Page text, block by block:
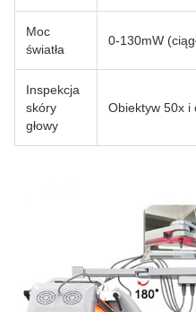
Moc
światła
0-130mW
Inspekcja
skóry
głowy
Obiektyw 50x i